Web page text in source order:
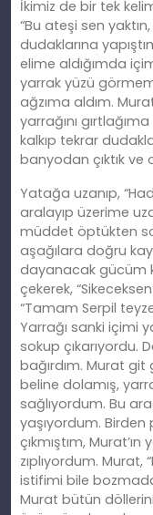
İkimiz de bir tek
“Bu ateşi sen
dudaklarına
elime aldığımda
yarrak yüzü
ağzıma aldım.
yarrağını
kalkıp tekrar
banyodan çıktık
Yatağa uzanıp,
aralayıp üzerime
müddet öptükten
aşağılara doğru
dayanacak gücüm
çekerek,
“Tamam Serpil
Yarrağı sanki içimi
sokup çıkarıyordu.
bağırdım. Murat git
beline dolamış,
sağlıyordum. Bu
yaşıyordum.
çıkmıştım,
zıplıyordum. Murat,
istifimi bile
Murat bütün